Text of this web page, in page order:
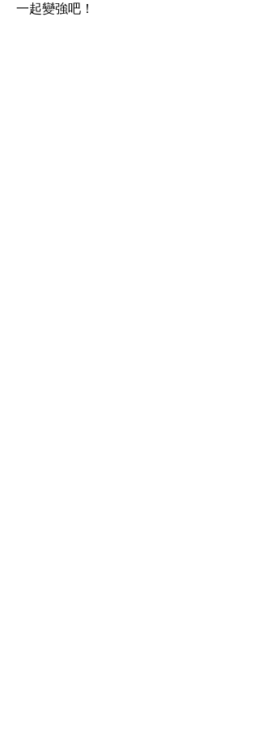
一起變強吧！